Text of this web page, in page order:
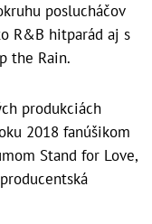
poslucháčov
R&B hitparád aj s
the Rain.
produkciách
2018 fanúšikom
Stand for Love,